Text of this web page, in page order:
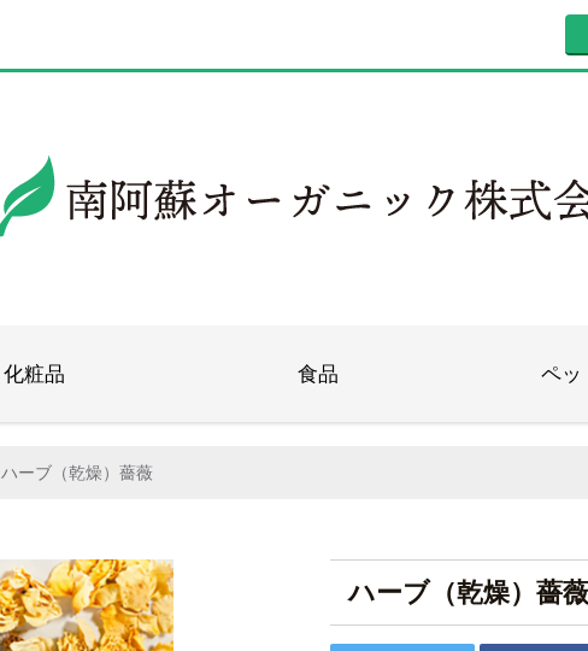
化粧品 食品 ペッ
ハーブ（乾燥）薔薇
ハーブ（乾燥）薔薇